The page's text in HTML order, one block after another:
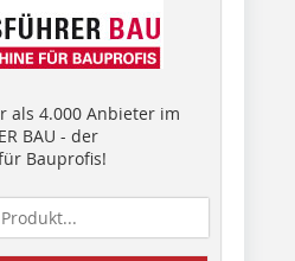
als 4.000 Anbieter im
BAU - der
Bauprofis!